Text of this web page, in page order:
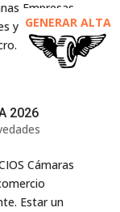
GENERAR ALTA
Empresas -
y
Dicho
2026
Cámaras
Estar un